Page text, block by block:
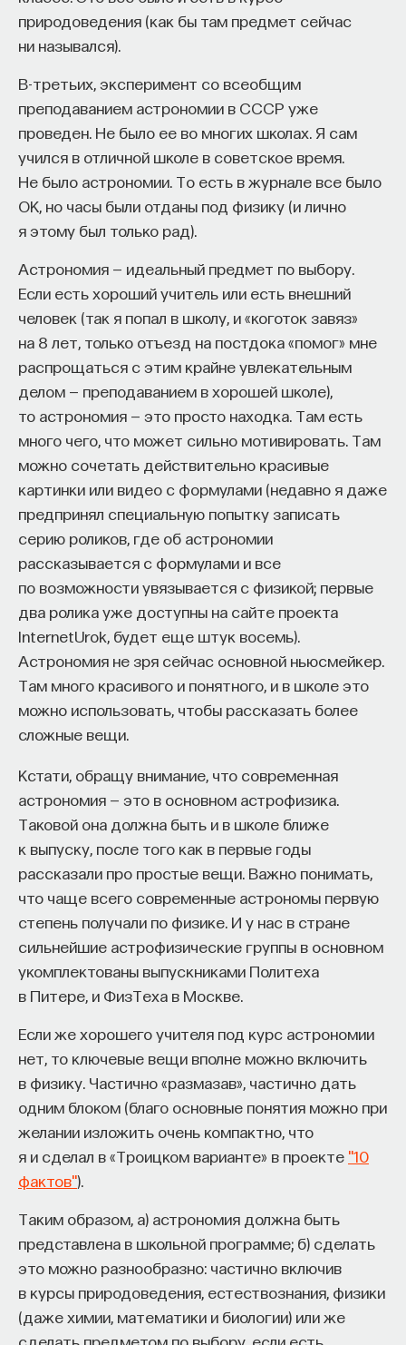
природоведения (как бы там предмет сейчас
ни назывался).
В-третьих, эксперимент со всеобщим
преподаванием астрономии в СССР уже
проведен. Не было ее во многих школах. Я сам
учился в отличной школе в советское время.
Не было астрономии. То есть в журнале все было
ОК, но часы были отданы под физику (и лично
я этому был только рад).
Астрономия — идеальный предмет по выбору.
Если есть хороший учитель или есть внешний
человек (так я попал в школу, и «коготок завяз»
на 8 лет, только отъезд на постдока «помог» мне
распрощаться с этим крайне увлекательным
делом — преподаванием в хорошей школе),
то астрономия — это просто находка. Там есть
много чего, что может сильно мотивировать. Там
можно сочетать действительно красивые
картинки или видео с формулами (недавно я даже
предпринял специальную попытку записать
серию роликов, где об астрономии
рассказывается с формулами и все
по возможности увязывается с физикой; первые
два ролика уже доступны на сайте проекта
InternetUrok, будет еще штук восемь).
Астрономия не зря сейчас основной ньюсмейкер.
Там много красивого и понятного, и в школе это
можно использовать, чтобы рассказать более
сложные вещи.
Кстати, обращу внимание, что современная
астрономия — это в основном астрофизика.
Таковой она должна быть и в школе ближе
к выпуску, после того как в первые годы
рассказали про простые вещи. Важно понимать,
что чаще всего современные астрономы первую
степень получали по физике. И у нас в стране
сильнейшие астрофизические группы в основном
укомплектованы выпускниками Политеха
в Питере, и ФизТеха в Москве.
Если же хорошего учителя под курс астрономии
нет, то ключевые вещи вполне можно включить
в физику. Частично «размазав», частично дать
одним блоком (благо основные понятия можно при
желании изложить очень компактно, что
я и сделал в «Троицком варианте» в проекте "10
фактов").
Таким образом, а) астрономия должна быть
представлена в школьной программе; б) сделать
это можно разнообразно: частично включив
в курсы природоведения, естествознания, физики
(даже химии, математики и биологии) или же
сделать предметом по выбору, если есть
Первая — развитие и трансляция
дисциплинарного знания, где в центре находится
Вторая — формирование определенного типа
человека, например человека, способного
к сложному мышлению. Третья — развитие
общества, вклад в то, каким оно будет.
И четвертая — социальная эффективность,
то есть забота о том, как человек будет работать
за пределами университета и насколько
эффективным окажется в команде и профессии.
Университет не всегда может точно
предсказать, какие именно рабочие места ждут
выпускника, но сама эта оптика тоже остается
отдельной идеологией. В зависимости от того,
в какой из этих логик работает университет,
у него будут совершенно разные ответы
Университет должен строить
будущее
«Есть представление о том, что университеты
готовят элиту, и отсюда возникает образ сложно
мыслящего, сложно устроенного человека.
Но здесь возникает и другой, гораздо более
трудный вопрос: кто вообще формирует
целеполагание университета и кто задает тот
смысл, на который он работает? Мне кажется,
университет способен быть субъектом —
не просто выполнять внешний заказ,
а самостоятельно выбирать, на какое будущее
он работает. У него должна быть собственная
позиция: сначала определить, какое будущее
в своей деятельности. Когда университет
другую роль. У классического университета есть
редкая возможность — мыслить на длинной
дистанции и реально влиять на будущее: на то,
как будет мыслить элита, как будет устроена
общество».
Знание нельзя просто передать
показаться. Если преподаватель выдает задание,
студент перепоручает его нейросети, а потом
старую проблему совсем уж неустранимой.
Но и привычная университетская схема, в которой
преподаватель что-то рассказал, студент что-то
записал, а затем попытался пересказать это
наизусть, тоже почти не оставляет места для